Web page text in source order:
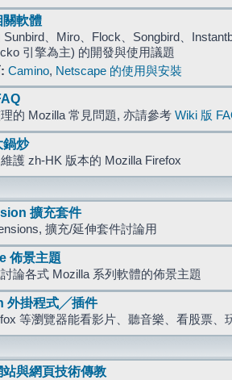
關軟體
Sunbird、Miro、Flock、Songbird、
引擎為主) 的開發與使用議題
Camino, Netscape 的使用與安裝
的 Mozilla 常見問題, 亦請參考 Wiki 版
鍋炒
護 zh-HK 版本的 Mozilla Firefox
擴充套件
擴充/延伸套件討論用
佈景主題
論各式 Mozilla 系列軟體的佈景主題
外掛程式╱插件
等瀏覽器能看影片、聽音樂、看股票、
站與網頁技術傳教